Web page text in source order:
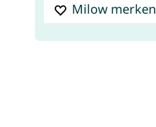
Milow merken